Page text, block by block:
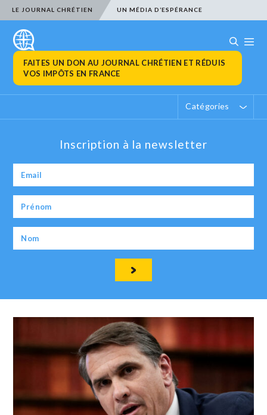
LE JOURNAL CHRÉTIEN UN MÉDIA D’ESPÉRANCE
FAITES UN DON AU JOURNAL CHRÉTIEN ET RÉDUIS
VOS IMPÔTS EN FRANCE
Catégories
Inscription à la newsletter